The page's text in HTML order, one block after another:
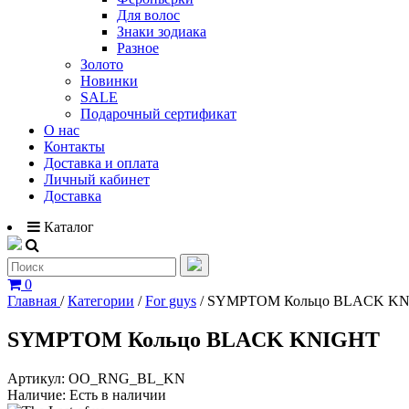
Для волос
Знаки зодиака
Разное
Золото
Новинки
SALE
Подарочный сертификат
О нас
Контакты
Доставка и оплата
Личный кабинет
Доставка
Каталог
0
Главная /Категории /For guys / SYMPTOM Кольцо BLACK
SYMPTOM Кольцо BLACK KNIGHT
Артикул: OO_RNG_BL_KN
Наличие: Есть в наличии